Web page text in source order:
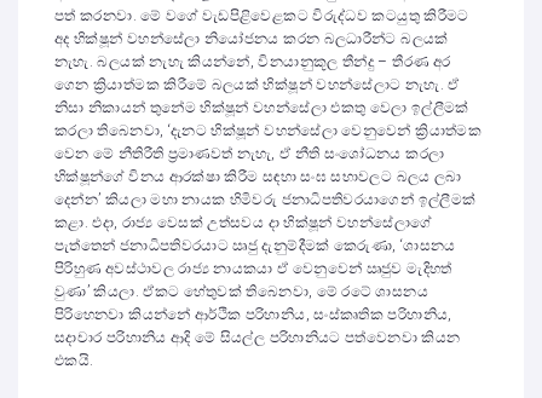
පත් කරනවා. මේ වගේ වැඩපිළිවෙළකට විරුද්ධව කටයුතු කිරීමට
අද භික්ෂූන් වහන්සේලා නියෝජනය කරන බලධාරීන්ට බලයක්
නැහැ. බලයක් නැහැ කියන්නේ, විනයානුකූල තීන්දු – තීරණ අර
ගෙන ක්‍රියාත්මක කිරීමේ බලයක් භික්ෂූන් වහන්සේලාට නැහැ. ඒ
නිසා නිකායන් තුනේම භික්ෂූන් වහන්සේලා එකතු වෙලා ඉල්ලීමක්
කරලා තිබෙනවා, ‘දැනට භික්ෂූන් වහන්සේලා වෙනුවෙන් ක්‍රියාත්මක
වෙන මේ නීතිරීති ප්‍රමාණවත් නැහැ, ඒ නීති සංශෝධනය කරලා
භික්ෂූන්ගේ විනය ආරක්ෂා කිරීම සඳහා සංඝ සභාවලට බලය ලබා
දෙන්න’ කියලා මහා නායක හිමිවරු ජනාධිපතිවරයාගෙන් ඉල්ලීමක්
කළා. එදා, රාජ්‍ය වෙසක් උත්සවය දා භික්ෂූන් වහන්සේලාගේ
පැත්තෙන් ජනාධිපතිවරයාට ඍජු දැනුම්දීමක් කෙරුණා, ‘ශාසනය
පිරිහුණ අවස්ථාවල රාජ්‍ය නායකයා ඒ වෙනුවෙන් ඍජුව මැදිහත්
වුණා’ කියලා. ඒකට හේතුවක් තිබෙනවා, මේ රටේ ශාසනය
පිරිහෙනවා කියන්නේ ආර්ථික පරිහානිය, සංස්කෘතික පරිහානිය,
සදාචාර පරිහානිය ආදි මේ සියල්ල පරිහානියට පත්වෙනවා කියන
එකයි.